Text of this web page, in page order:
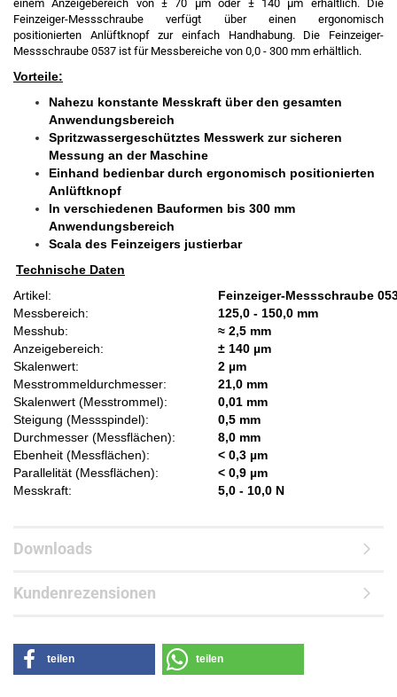
einem Anzeigebereich von ± 70 µm oder ± 140 µm erhältlich. Die
Feinzeiger-Messschraube verfügt über einen ergonomisch
positionierten Anlüftknopf zur einfach Handhabung. Die Feinzeiger-
Messschraube 0537 ist für Messbereiche von 0,0 - 300 mm erhältlich.
Vorteile:
Nahezu konstante Messkraft über den gesamten
Anwendungsbereich
Spritzwassergeschütztes Messwerk zur sicheren
Messung an der Maschine
Einhand bedienbar durch ergonomisch positionierten
Anlüftknopf
In verschiedenen Bauformen bis 300 mm
Anwendungsbereich
Scala des Feinzeigers justierbar
Technische Daten
Artikel:
Feinzeiger-Messschraube
Messbereich:
125,0 - 150,0 mm
Messhub:
≈ 2,5 mm
Anzeigebereich:
± 140 µm
Skalenwert:
2 µm
Messtrommeldurchmesser:
21,0 mm
Skalenwert (Messtrommel):
0,01 mm
Steigung (Messspindel):
0,5 mm
Durchmesser (Messflächen):
8,0 mm
Ebenheit (Messflächen):
< 0,3 µm
Parallelität (Messflächen):
< 0,9 µm
Messkraft:
5,0 - 10,0 N
Downloads
Kundenrezensionen
teilen teilen